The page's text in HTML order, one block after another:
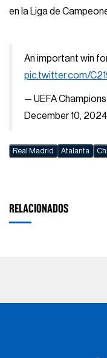
en la Liga de
An important win
pic.twitter.com/
— UEFA
December 10, 2024
Real Madrid Atalanta
RELACIONADOS